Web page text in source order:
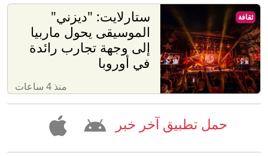
ستارلايت: "ديزني"
الموسيقى يحول ماربيا
إلى وجهة تجارب رائدة
في أوروبا
منذ 4 ساعات
ثقافة
حمل تطبيق آخر خبر